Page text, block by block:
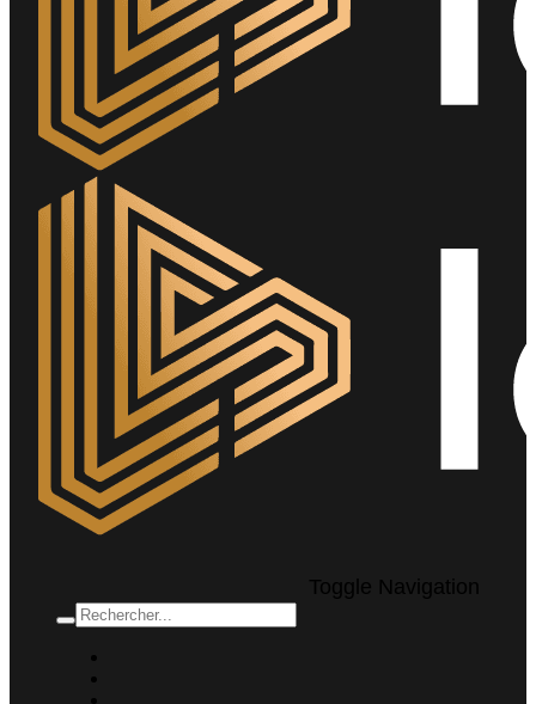
Toggle Navigation